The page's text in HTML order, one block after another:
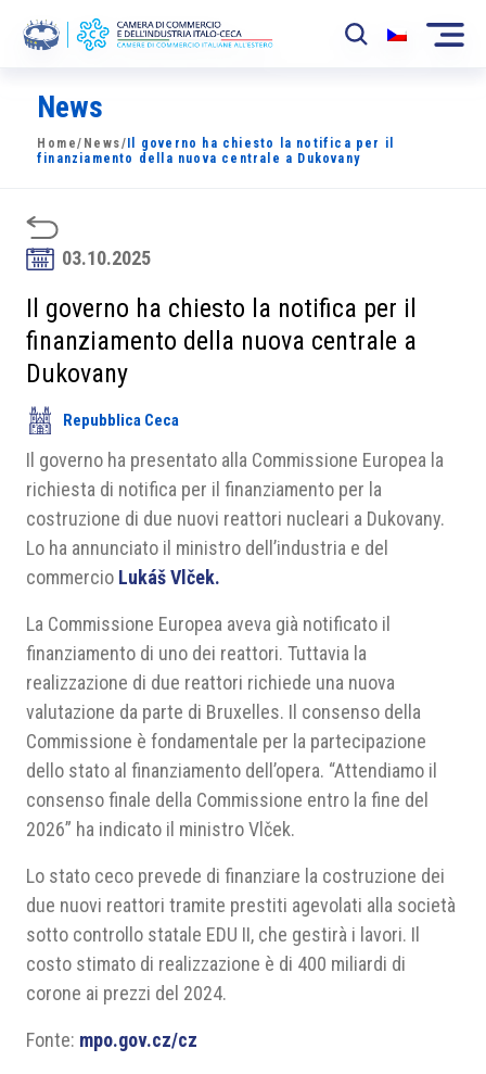
La Camera
News
Sviluppo Mercato
Soci
Partner
Area riservata
News
Home/ News/ Il governo ha chiesto la notifica per il
finanziamento della nuova centrale a Dukovany
03.10.2025
Il governo ha chiesto la notifica per il
finanziamento della nuova centrale a
Dukovany
Repubblica Ceca
Il governo ha presentato alla Commissione Europea la
richiesta di notifica per il finanziamento per la
costruzione di due nuovi reattori nucleari a Dukovany.
Lo ha annunciato il ministro dell’industria e del
commercio Lukáš Vlček.
La Commissione Europea aveva già notificato il
finanziamento di uno dei reattori. Tuttavia la
realizzazione di due reattori richiede una nuova
valutazione da parte di Bruxelles. Il consenso della
Commissione è fondamentale per la partecipazione
dello stato al finanziamento dell’opera. “Attendiamo il
consenso finale della Commissione entro la fine del
2026” ha indicato il ministro Vlček.
Lo stato ceco prevede di finanziare la costruzione dei
due nuovi reattori tramite prestiti agevolati alla società
sotto controllo statale EDU II, che gestirà i lavori. Il
costo stimato di realizzazione è di 400 miliardi di
corone ai prezzi del 2024.
Fonte: mpo.gov.cz/cz